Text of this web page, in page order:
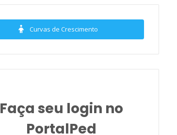
Curvas de Crescimento
Faça seu login no
PortalPed